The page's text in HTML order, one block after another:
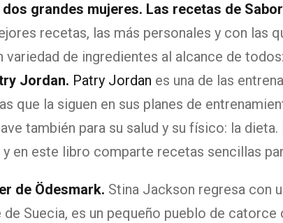
grandes mujeres. Las recetas de
recetas, las más personales y con las
de ingredientes al alcance de
Jordan. Patry Jordan es una de las
que la siguen en sus planes de
también para su salud y su físico: la
en este libro comparte recetas sencillas
de Ödesmark. Stina Jackson regresa con
de Suecia, es un pequeño pueblo de catorce